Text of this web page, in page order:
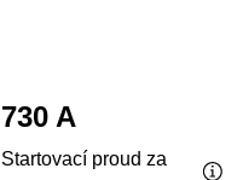
730 A
Startovací proud za